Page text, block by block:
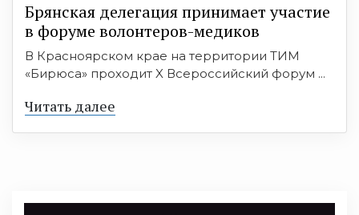
Брянская делегация принимает участие
в форуме волонтеров-медиков
В Красноярском крае на территории ТИМ
«Бирюса» проходит X Всероссийский форум ...
Читать далее